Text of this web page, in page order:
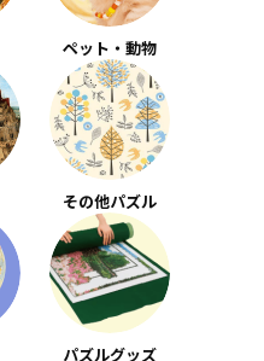
ペット・動物
その他パズル
パズルグッズ